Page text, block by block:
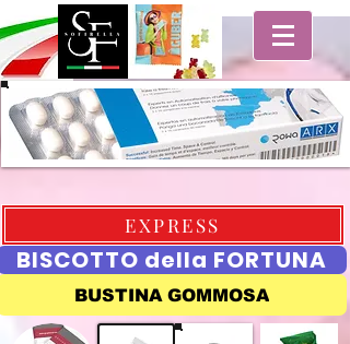
EXPRESS
BISCOTTO della FORTUNA
BUSTINA GOMMOSA